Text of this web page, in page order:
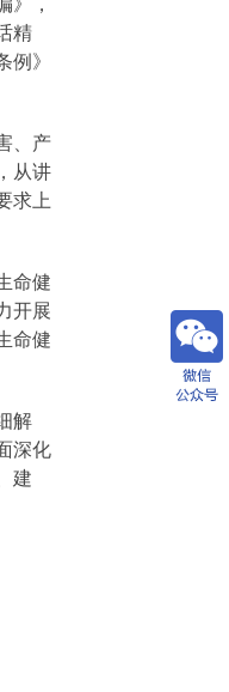
》，
精
》
、产
从讲
求上
命健
开展
命健
解
深化
建